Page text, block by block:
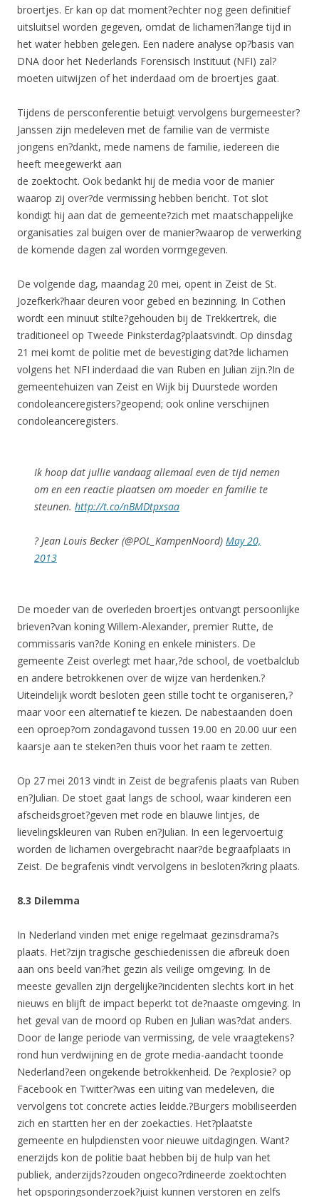
broertjes. Er kan op dat moment?echter nog geen definitief
uitsluitsel worden gegeven, omdat de lichamen?lange tijd in
het water hebben gelegen. Een nadere analyse op?basis van
DNA door het Nederlands Forensisch Instituut (NFI) zal?
moeten uitwijzen of het inderdaad om de broertjes gaat.
Tijdens de persconferentie betuigt vervolgens burgemeester?
Janssen zijn medeleven met de familie van de vermiste
jongens en?dankt, mede namens de familie, iedereen die
heeft meegewerkt aan
de zoektocht. Ook bedankt hij de media voor de manier
waarop zij over?de vermissing hebben bericht. Tot slot
kondigt hij aan dat de gemeente?zich met maatschappelijke
organisaties zal buigen over de manier?waarop de verwerking
de komende dagen zal worden vormgegeven.
De volgende dag, maandag 20 mei, opent in Zeist de St.
Jozefkerk?haar deuren voor gebed en bezinning. In Cothen
wordt een minuut stilte?gehouden bij de Trekkertrek, die
traditioneel op Tweede Pinksterdag?plaatsvindt. Op dinsdag
21 mei komt de politie met de bevestiging dat?de lichamen
volgens het NFI inderdaad die van Ruben en Julian zijn.?In de
gemeentehuizen van Zeist en Wijk bij Duurstede worden
condoleanceregisters?geopend; ook online verschijnen
condoleanceregisters.
Ik hoop dat jullie vandaag allemaal even de tijd nemen
om en een reactie plaatsen om moeder en familie te
steunen. http://t.co/nBMDtpxsaa
? Jean Louis Becker (@POL_KampenNoord) May 20,
2013
De moeder van de overleden broertjes ontvangt persoonlijke
brieven?van koning Willem-Alexander, premier Rutte, de
commissaris van?de Koning en enkele ministers. De
gemeente Zeist overlegt met haar,?de school, de voetbalclub
en andere betrokkenen over de wijze van herdenken.?
Uiteindelijk wordt besloten geen stille tocht te organiseren,?
maar voor een alternatief te kiezen. De nabestaanden doen
een oproep?om zondagavond tussen 19.00 en 20.00 uur een
kaarsje aan te steken?en thuis voor het raam te zetten.
Op 27 mei 2013 vindt in Zeist de begrafenis plaats van Ruben
en?Julian. De stoet gaat langs de school, waar kinderen een
afscheidsgroet?geven met rode en blauwe lintjes, de
lievelingskleuren van Ruben en?Julian. In een legervoertuig
worden de lichamen overgebracht naar?de begraafplaats in
Zeist. De begrafenis vindt vervolgens in besloten?kring plaats.
8.3 Dilemma
In Nederland vinden met enige regelmaat gezinsdrama?s
plaats. Het?zijn tragische geschiedenissen die afbreuk doen
aan ons beeld van?het gezin als veilige omgeving. In de
meeste gevallen zijn dergelijke?incidenten slechts kort in het
nieuws en blijft de impact beperkt tot de?naaste omgeving. In
het geval van de moord op Ruben en Julian was?dat anders.
Door de lange periode van vermissing, de vele vraagtekens?
rond hun verdwijning en de grote media-aandacht toonde
Nederland?een ongekende betrokkenheid. De ?explosie? op
Facebook en Twitter?was een uiting van medeleven, die
vervolgens tot concrete acties leidde.?Burgers mobiliseerden
zich en startten her en der zoekacties. Het?plaatste
gemeente en hulpdiensten voor nieuwe uitdagingen. Want?
enerzijds kon de politie baat hebben bij de hulp van het
publiek, anderzijds?zouden ongeco?rdineerde zoektochten
het opsporingsonderzoek?juist kunnen verstoren en zelfs